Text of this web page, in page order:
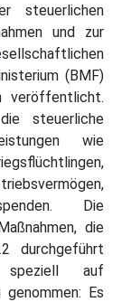
steuerlichen
und zur
(BMF)
veröffentlicht.
steuerliche
wie
Die
die
durchgeführt
auf
Es